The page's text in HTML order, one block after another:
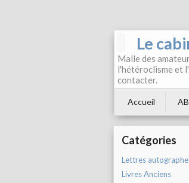
Le
Malle des
l'hétéroclisme et
contacter.
Accueil
Catégories
Lettres
Livres Anciens